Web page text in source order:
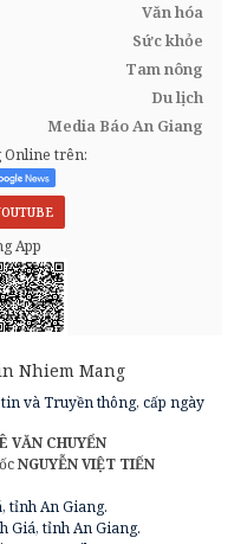
Văn hóa
Sức khỏe
Tam nông
Du lịch
Media Báo An Giang
Online trên:
App
tin và Truyền thông, cấp ngày
VĂN CHUYỂN
NGUYỄN VIỆT TIẾN
tỉnh An Giang.
Giá, tỉnh An Giang.